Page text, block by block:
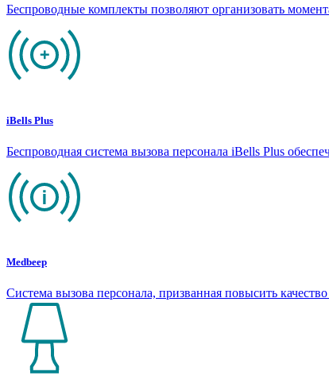
Беспроводные комплекты позволяют организовать
iBells Plus
Беспроводная система вызова персонала iBells Plus
Medbeep
Система вызова персонала, призванная повысить